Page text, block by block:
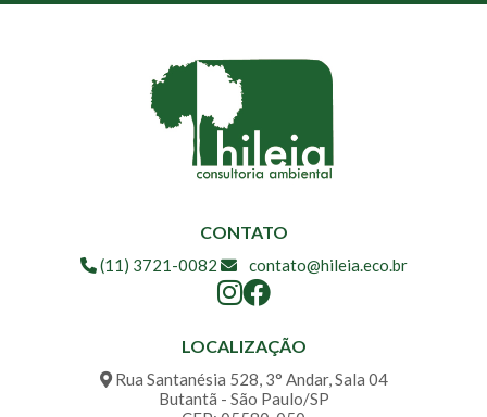
CONTATO
(11) 3721-0082 contato@hileia.eco.br
LOCALIZAÇÃO
Rua Santanésia 528, 3° Andar, Sala 04
Butantã - São Paulo/SP